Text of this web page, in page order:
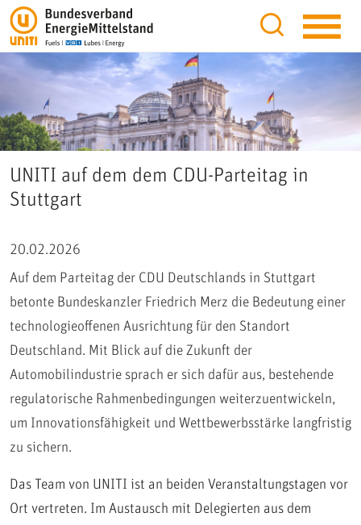
UNITI auf dem dem CDU-Parteitag in
Stuttgart
20.02.2026
Auf dem Parteitag der CDU Deutschlands in Stuttgart
betonte Bundeskanzler Friedrich Merz die Bedeutung einer
technologieoffenen Ausrichtung für den Standort
Deutschland. Mit Blick auf die Zukunft der
Automobilindustrie sprach er sich dafür aus, bestehende
regulatorische Rahmenbedingungen weiterzuentwickeln,
um Innovationsfähigkeit und Wettbewerbsstärke langfristig
zu sichern.
Das Team von UNITI ist an beiden Veranstaltungstagen vor
Ort vertreten. Im Austausch mit Delegierten aus dem